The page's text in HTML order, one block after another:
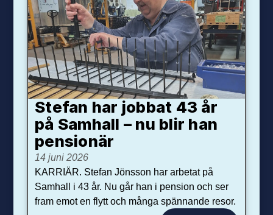
Stefan har jobbat 43 år
på Samhall – nu blir han
pensionär
14 juni 2026
KARRIÄR. Stefan Jönsson har arbetat på
Samhall i 43 år. Nu går han i pension och ser
fram emot en flytt och många spännande resor.